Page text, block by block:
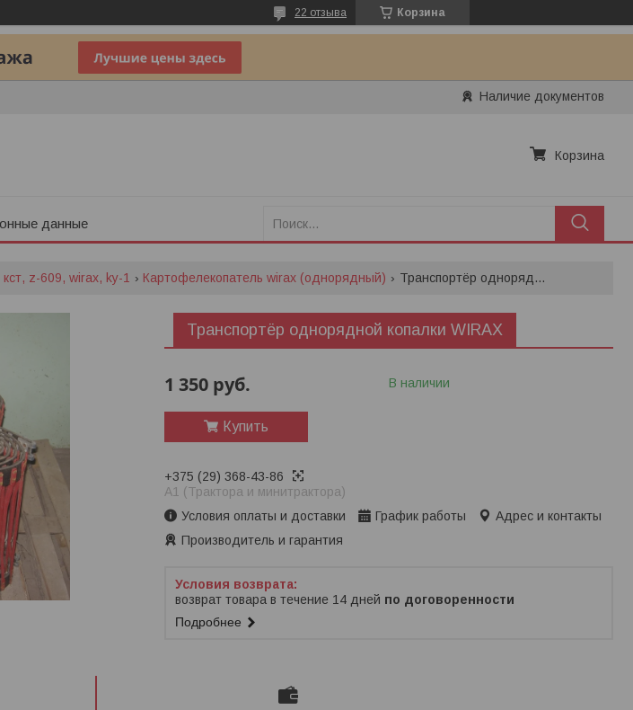
Корзина
22 отзыва
Наличие документов
Корзина
данные
z-609, wirax, ky-1 Картофелекопатель wirax (однорядный) Транспортёр однорядной копалки wirax
Транспортёр однорядной копалки WIRAX
1 350 руб. В наличии
Купить
+375 (29) 368-43-86
A1 (Трактора и минитрактора)
Условия оплаты и доставки
График работы
Адрес и контакты
Производитель и гарантия
возврат товара в течение 14 дней по договоренности
Подробнее